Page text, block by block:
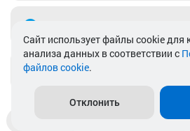
info@akkamulik.by
Пункты выдачи
Cайт использует файлы cookie для
анализа данных в соответствии с
файлов cookie.
Отклонить